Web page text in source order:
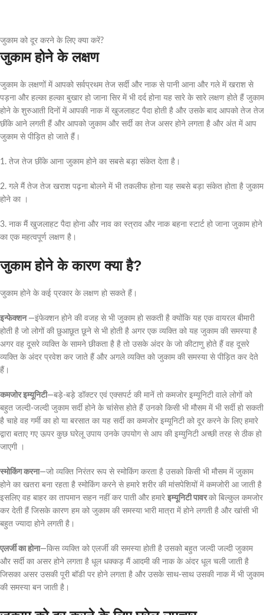
जुकाम को दूर करने के लिए क्या करें?
जुकाम होने के लक्षण
जुकाम के लक्षणों में आपको सर्वप्रथम तेज सर्दी और नाक से पानी आना और गले में खराश से
पड़ना और हल्का हल्का बुखार हो जाना सिर में भी दर्द होना यह सारे के सारे लक्षण होते हैं जुकाम
होने के शुरुआती दिनों में आपकी नाक में खुजलाहट पैदा होती है और उसके बाद आपको तेज तेज
छींके आने लगती हैं और आपको जुकाम और सर्दी का तेज असर होने लगता है और अंत में आप
जुकाम से पीड़ित हो जाते हैं।
1. तेज तेज‌ छींके आना जुकाम होने का सबसे बड़ा संकेत देता है।
2. गले मैं तेज तेज खराश पढ़ना बोलने में भी तकलीफ होना यह सबसे बड़ा संकेत होता है जुकाम
होने का ।
3. नाक मैं खुजलाहट पैदा होना और नाव का स्त्राव और नाक बहना स्टार्ट हो जाना जुकाम होने
का एक महत्वपूर्ण लक्षण है।
जुकाम होने के कारण क्या है?
जुकाम होने के कई प्रकार के लक्षण हो सकते हैं।
इन्फेक्शन —इंफेक्शन होने की वजह से भी जुकाम हो सकती है क्योंकि यह एक वायरल बीमारी
होती है जो लोगों की छुआछूत छूने से भी होती है अगर एक व्यक्ति को यह जुकाम की समस्या है
अगर वह दूसरे व्यक्ति के सामने छीकता है है तो उसके अंदर के जो कीटाणु होते हैं वह दूसरे
व्यक्ति के अंदर प्रवेश कर जाते हैं और अगले व्यक्ति को जुकाम की समस्या से पीड़ित कर देते
हैं।
कमजोर इम्यूनिटी—बड़े-बड़े डॉक्टर एवं एक्सपर्ट की मानें तो कमजोर इम्यूनिटी वाले लोगों को
बहुत जल्दी-जल्दी जुकाम सर्दी होने के चांसेस होते हैं उनको किसी भी मौसम में भी सर्दी हो सकती
है चाहे वह गर्मी का हो या बरसात का यह सर्दी का कमजोर इम्यूनिटी को दूर करने के लिए हमारे
द्वारा बताए गए ऊपर कुछ घरेलू उपाय‌ उनके उपयोग से आप की इम्युनिटी अच्छी तरह से ठीक हो
जाएगी ।
स्मोकिंग करना—जो व्यक्ति निरंतर रूप से स्मोकिंग करता है उसको किसी भी मौसम में जुकाम
होने का खतरा बना रहता है स्मोकिंग करने से हमारे शरीर की मांसपेशियों में कमजोरी आ जाती है
इसलिए वह बाहर का तापमान सहन नहीं कर पाती और हमारे इम्यूनिटी पावरको बिल्कुल कमजोर
कर देती हैं जिसके कारण हम को जुकाम की समस्या भारी मात्रा में होने लगती है और खांसी भी
बहुत ज्यादा होने लगती है।
एलर्जी का होना—किस व्यक्ति को एलर्जी की समस्या होती है उसको बहुत जल्दी जल्दी जुकाम
और सर्दी का असर होने लगता है धूल धक्कड़ मैं आदमी की नाक के अंदर धूल चली जाती है
जिसका असर उसकी पूरी बॉडी पर होने लगता है और उसके साथ-साथ उसकी नाक में भी जुकाम
की समस्या बन जाती है।